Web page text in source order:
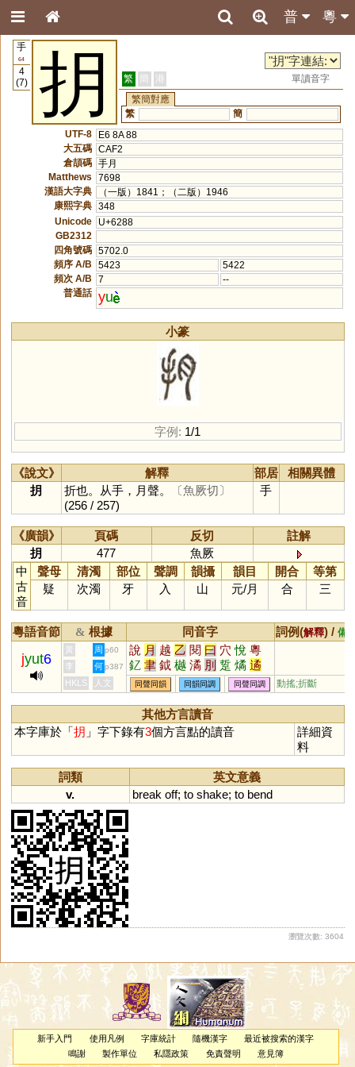
粵
普
手
64
4
(7)
抈 繁 簡 港
單讀音字
繁簡對應
繁
簡
UTF-8
E6 8A 88
大五碼 CAF2
倉頡碼 手月
Matthews
7698
漢語大字典
（一版）1841；（二版）1946
康熙字典 348
Unicode
U+6288
GB2312
四角號碼 5702.0
頻序 A/B
5423
5422
頻次 A/B
7
--
普通話 yu
小篆
字例: 1/1
《說文》 解釋 部居
相關異體
抈
折也。从手，月聲。
〔魚厥切〕
(256 / 257)
手
《廣韻》 頁碼 反切
註解
抈
477
魚厥
中
古
音
聲母 清濁 部位 聲調 韻攝 韻目 開合
等第
疑
次濁 牙 入 山 元/月 合 三
粵語音節 & 根據 同音字 詞例(解釋) / 備
jyut6
黃 周 p60 說 月 越 乙 閱 曰 穴 悅 粵
釔 聿 鉞 樾 潏 刖 踅 燏 遹
噦 爇 矞 玥 鷸 乚 狘 鴥 驈
瞲 泬 鳦 泧 戉 軏 仴 僪 欥
芛 蚎 袕
李 何 p387
HKLS 人文 同聲同韻 同韻同調 同聲同調 動搖;折斷
其他方言讀音
本字庫於「抈 」字下錄有3個方言點的讀音
詳細資
料
詞類
英文意義
v.
break off; to shake; to bend
瀏覽次數: 3604
新手入門 使用凡例 字庫統計 隨機漢字
最近被搜索的漢字
鳴謝
製作單位 私隱政策 免責聲明 意見簿